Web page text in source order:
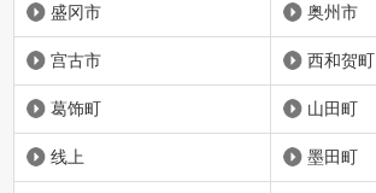
盛冈市 奥州市
宫古市 西和贺町
葛饰町 山田町
线上 墨田町